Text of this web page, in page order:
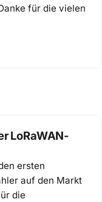
für die vielen
LoRaWAN-
ersten
auf den Markt
die